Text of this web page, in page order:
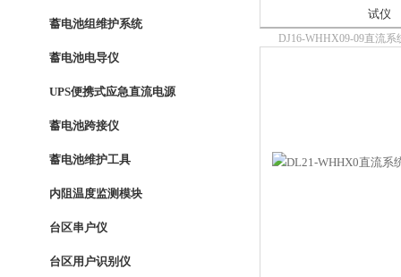
蓄电池组维护系统
蓄电池电导仪
UPS便携式应急直流电源
蓄电池跨接仪
蓄电池维护工具
内阻温度监测模块
台区串户仪
台区用户识别仪
试仪
DJ16-WHHX09-09直流